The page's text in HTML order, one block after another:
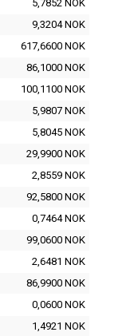
5,7852 NOK
9,3204 NOK
617,6600 NOK
86,1000 NOK
100,1100 NOK
5,9807 NOK
5,8045 NOK
29,9900 NOK
2,8559 NOK
92,5800 NOK
0,7464 NOK
99,0600 NOK
2,6481 NOK
86,9900 NOK
0,0600 NOK
1,4921 NOK